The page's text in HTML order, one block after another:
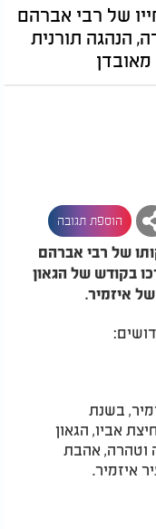
של רבי אברהם
הנהגה תורנית
הוספת תגובה
להסתלקותו של רבי אברהם
בקודש של הגאון
איזמיר.
בשנת
במחיצת אביו, הגאון
וטהרה, אהבת
איזמיר.